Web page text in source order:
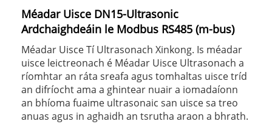
Méadar Uisce DN15-Ultrasonic
Ardchaighdeáin le Modbus RS485 (m-bus)
Méadar Uisce Tí Ultrasonach Xinkong. Is méadar
uisce leictreonach é Méadar Uisce Ultrasonach a
ríomhtar an ráta sreafa agus tomhaltas uisce tríd
an difríocht ama a ghintear nuair a iomadaíonn
an bhíoma fuaime ultrasonaic san uisce sa treo
anuas agus in aghaidh an tsrutha araon a bhrath.